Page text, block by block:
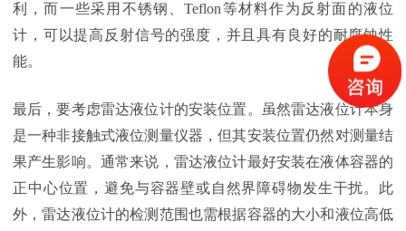
利，而一些采用不锈钢、Teflon等材料作为反射面的液位
计，可以提高反射信号的强度，并且具有良好的耐腐蚀性
能。
最后，要考虑雷达液位计的安装位置。虽然雷达液位计本身
是一种非接触式液位测量仪器，但其安装位置仍然对测量结
果产生影响。通常来说，雷达液位计最好安装在液体容器的
正中心位置，避免与容器壁或自然界障碍物发生干扰。此
外，雷达液位计的检测范围也需根据容器的大小和液位高低